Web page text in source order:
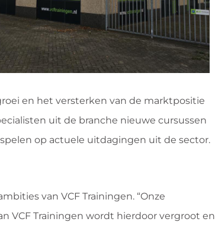
en het versterken van de marktpositie
uit de branche nieuwe cursussen
op actuele uitdagingen uit de sector.
van VCF Trainingen. “Onze
VCF Trainingen wordt hierdoor vergroot en